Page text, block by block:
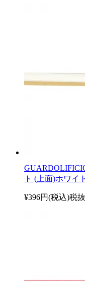
ト (上面)ホワイ
¥396円(税込)税抜